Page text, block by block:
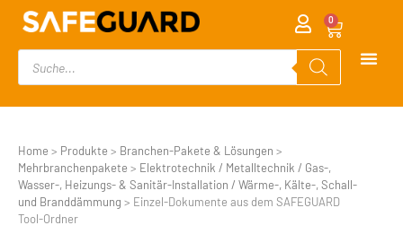
0
Home > Produkte > Branchen-Pakete & Lösungen >
Mehrbranchenpakete > Elektrotechnik / Metalltechnik / Gas-,
Wasser-, Heizungs- & Sanitär-Installation / Wärme-, Kälte-, Schall-
und Branddämmung > Einzel-Dokumente aus dem SAFEGUARD
Tool-Ordner